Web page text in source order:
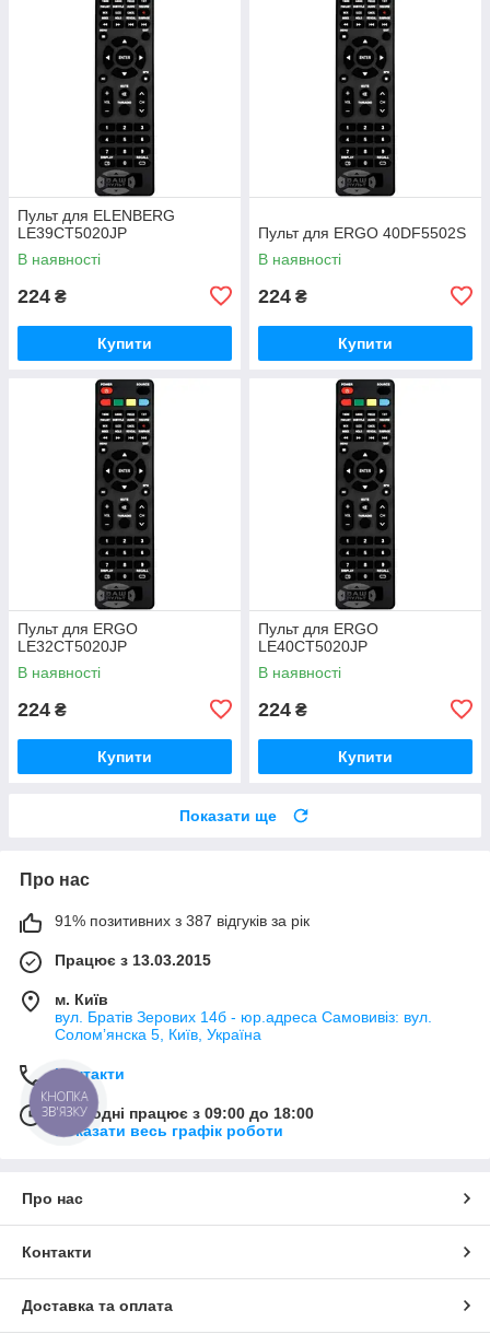
Пульт для ELENBERG
LE39CT5020JP
В наявності
224 ₴
Купити
Пульт для ERGO 40DF5502S
В наявності
224 ₴
Купити
Пульт для ERGO
LE32CT5020JP
В наявності
224 ₴
Купити
Пульт для ERGO
LE40CT5020JP
В наявності
224 ₴
Купити
Показати ще
Про нас
91% позитивних з 387 відгуків за рік
Працює з 13.03.2015
м. Київ
вул. Братів Зерових 14б - юр.адреса Самовивіз: вул.
Соломʼянска 5, Київ, Україна
Контакти
Сьогодні працює з 09:00 до 18:00
Показати весь графік роботи
Про нас
Контакти
Доставка та оплата
КНОПКА
ЗВ'ЯЗКУ